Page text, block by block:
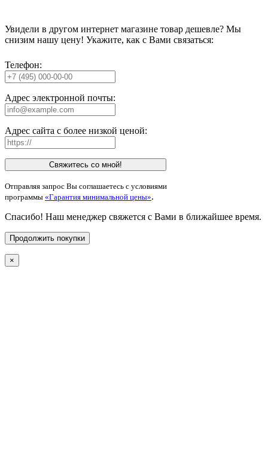
Увидели в другом интернет магазине товар дешевле? Мы
снизим нашу цену! Укажите, как с Вами связаться:
Телефон:
Адрес электронной почты:
Адрес сайта с более низкой ценой:
Свяжитесь со мной!
Отправляя запрос Вы соглашаетесь с условиями
программы «Гарантия минимальной цены».
Спасибо! Наш менеджер свяжется с Вами в ближайшее время.
Продолжить покупки
×